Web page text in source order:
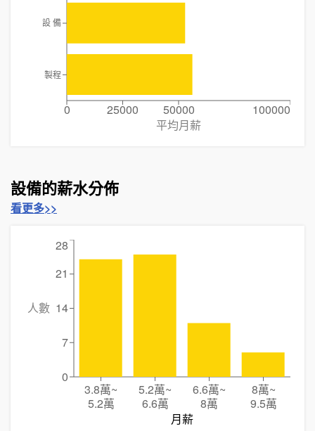
0 25000 50000
100000
平均月薪
設 備
製程
設備的薪水分佈
看更多>>
3.8萬~
5.2萬
5.2萬~
6.6萬
6.6萬~
8萬
8萬~
9.5萬
月薪
0
7
14
21
28
人數